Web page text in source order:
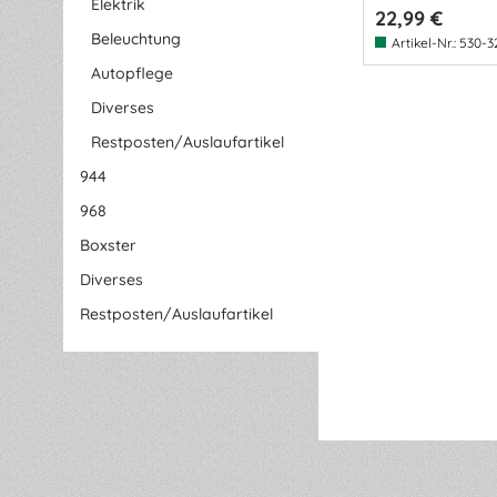
Beleuchtung
Autopflege
Diverses
Restposten/Auslaufartikel
944
968
Boxster
Diverses
Restposten/Auslaufartikel
22,99 €
Artikel-Nr.: 530-